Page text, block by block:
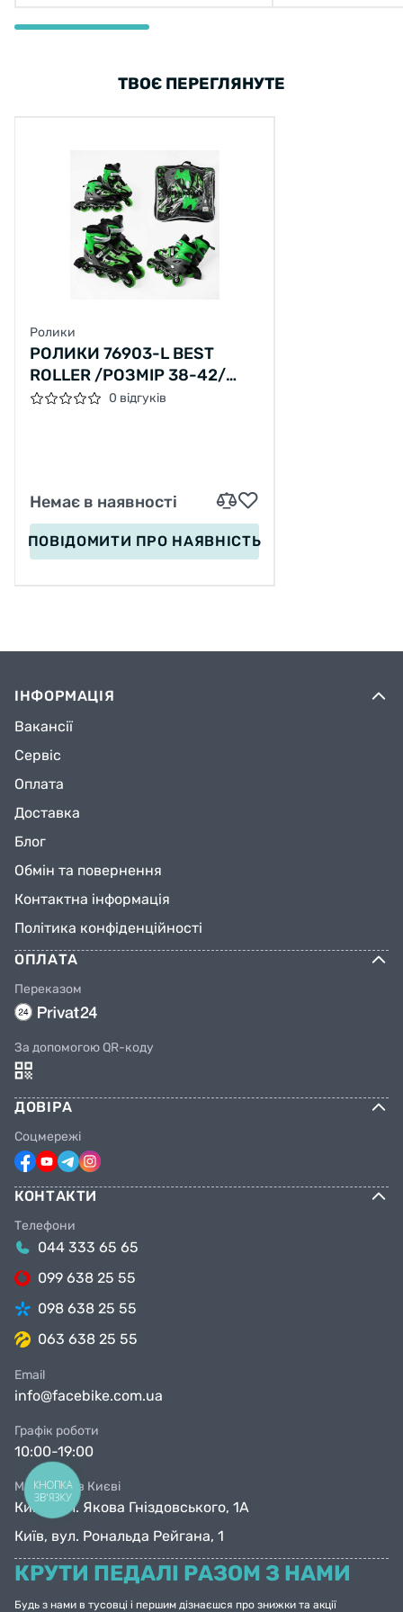
ТВОЄ ПЕРЕГЛЯНУТЕ
Ролики
РОЛИКИ 76903-L BEST
ROLLER /РОЗМІР 38-42/
КОЛІР – ЗЕЛЕНИЙ КОЛЕСА
0 відгуків
Немає в наявності
ПОВІДОМИТИ ПРО НАЯВНІСТЬ
ІНФОРМАЦІЯ
Вакансії
Сервіс
Оплата
Доставка
Блог
Обмін та повернення
Контактна інформація
Політика конфіденційності
ОПЛАТА
Переказом
За допомогою QR-коду
ДОВІРА
Соцмережі
КОНТАКТИ
Телефони
044 333 65 65
099 638 25 55
098 638 25 55
063 638 25 55
Email
info@facebike.com.ua
Графік роботи
10:00-19:00
Магазини в Києві
Київ, вул. Якова Гніздовського, 1А
Київ, вул. Рональда Рейгана, 1
КРУТИ ПЕДАЛІ РАЗОМ З НАМИ
Будь з нами в тусовці і першим дізнаєшся про знижки та акції
КНОПКА
ЗВ'ЯЗКУ